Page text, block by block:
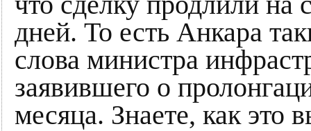
дней. То есть Анкара
слова министра
заявившего о
месяца. Знаете, как